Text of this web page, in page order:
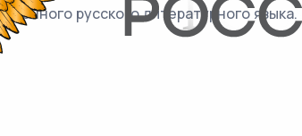
русского литературного языка.